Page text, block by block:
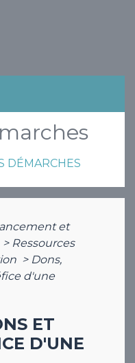
DÉMARCHES
et
> Ressources
> Dons,
d'une
ET
D'UNE